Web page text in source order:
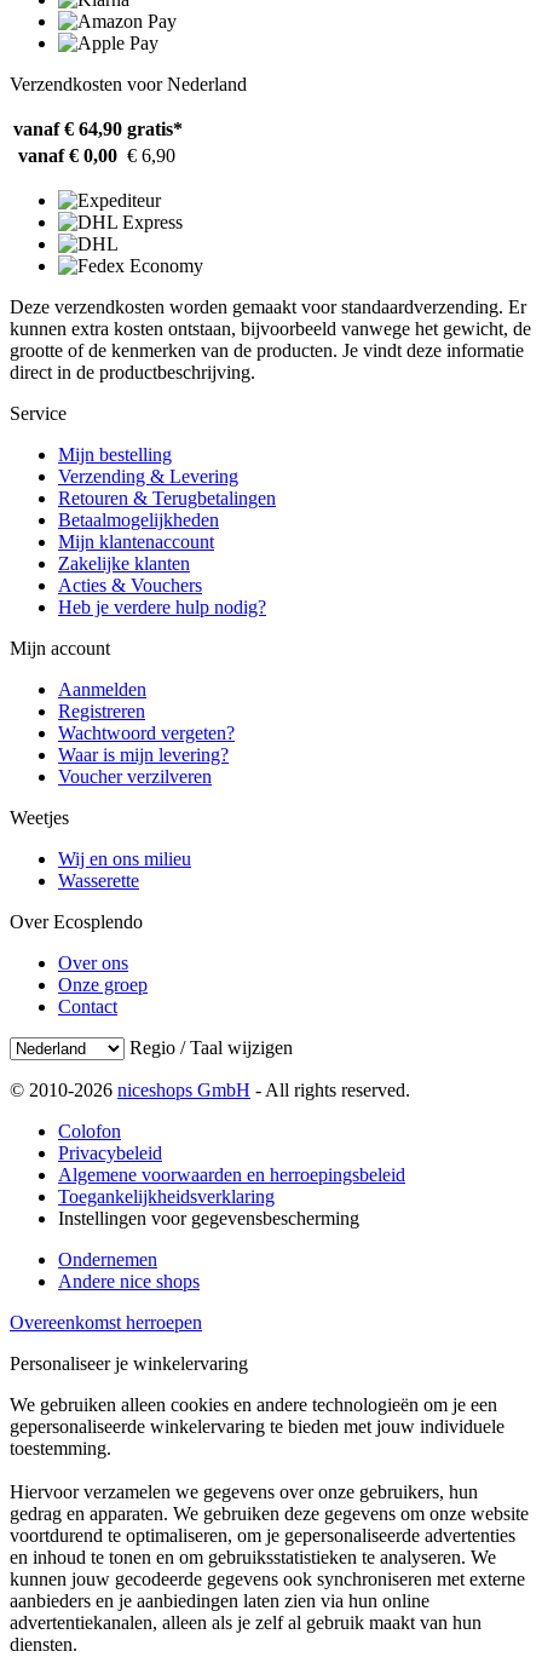
Verzendkosten voor Nederland
vanaf € 64,90 gratis*
vanaf € 0,00 € 6,90
Deze verzendkosten worden gemaakt voor standaardverzending. Er
kunnen extra kosten ontstaan, bijvoorbeeld vanwege het gewicht, de
grootte of de kenmerken van de producten. Je vindt deze informatie
direct in de productbeschrijving.
Service
Mijn bestelling
Verzending & Levering
Retouren & Terugbetalingen
Betaalmogelijkheden
Mijn klantenaccount
Zakelijke klanten
Acties & Vouchers
Heb je verdere hulp nodig?
Mijn account
Aanmelden
Registreren
Wachtwoord vergeten?
Waar is mijn levering?
Voucher verzilveren
Weetjes
Wij en ons milieu
Wasserette
Over Ecosplendo
Over ons
Onze groep
Contact
Regio / Taal wijzigen
© 2010-2026 niceshops GmbH - All rights reserved.
Colofon
Privacybeleid
Algemene voorwaarden en herroepingsbeleid
Toegankelijkheidsverklaring
Instellingen voor gegevensbescherming
Ondernemen
Andere nice shops
Overeenkomst herroepen
Personaliseer je winkelervaring
We gebruiken alleen cookies en andere technologieën om je een
gepersonaliseerde winkelervaring te bieden met jouw individuele
toestemming.
Hiervoor verzamelen we gegevens over onze gebruikers, hun
gedrag en apparaten. We gebruiken deze gegevens om onze website
voortdurend te optimaliseren, om je gepersonaliseerde advertenties
en inhoud te tonen en om gebruiksstatistieken te analyseren. We
kunnen jouw gecodeerde gegevens ook synchroniseren met externe
aanbieders en je aanbiedingen laten zien via hun online
advertentiekanalen, alleen als je zelf al gebruik maakt van hun
diensten.